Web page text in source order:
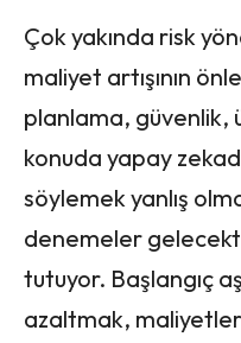
Çok yakında risk
maliyet artışının
planlama, güvenlik,
konuda yapay
söylemek yanlış
denemeler
tutuyor. Başlangıç
azaltmak,